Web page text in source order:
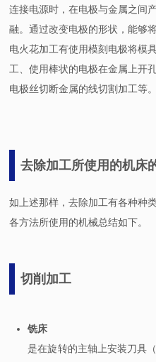
连接电源时，在电极与金属之间
融。通过改变电极的形状，能够
电火花加工有使用模刻电极将模
工、使用棒状的电极在金属上开
电极丝切断金属的线切割加工等。
去除加工所使用的机床
如上述那样，去除加工有各种种
各方法所使用的机械总结如下。
切削加工
铣床
是在旋转的主轴上安装刀具